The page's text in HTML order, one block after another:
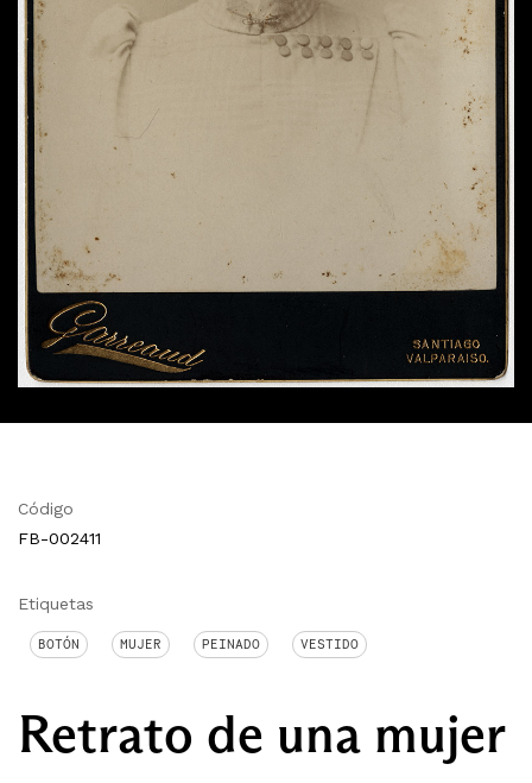
Código
FB-002411
Etiquetas
BOTÓN MUJER PEINADO VESTIDO
Retrato de una mujer